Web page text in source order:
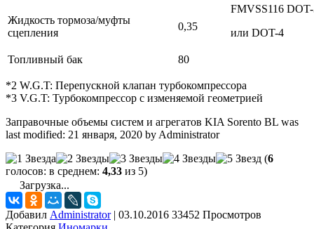
Жидкость тормоза/муфты
сцепления
0,35
FMVSS116
или DOT-4
Топливный бак 80
*2 W.G.T: Перепускной клапан турбокомпрессора
*3 V.G.T: Турбокомпрессор с изменяемой геометрией
Заправочные объемы систем и агрегатов KIA Sorento BL was
last modified: 21 января, 2020 by Administrator
(6
голосов: в среднем: 4,33 из 5)
Загрузка...
Добавил Administrator | 03.10.2016 33452 Просмотров